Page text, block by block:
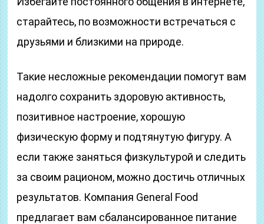
старайтесь, по возможности встречаться с
друзьями и близкими на природе.
Такие несложные рекомендации помогут вам
надолго сохранить здоровую активность,
позитивное настроение, хорошую
физическую форму и подтянутую фигуру. А
если также заняться физкультурой и следить
за своим рационом, можно достичь отличных
результатов. Компания General Food
предлагает вам сбалансированное питание